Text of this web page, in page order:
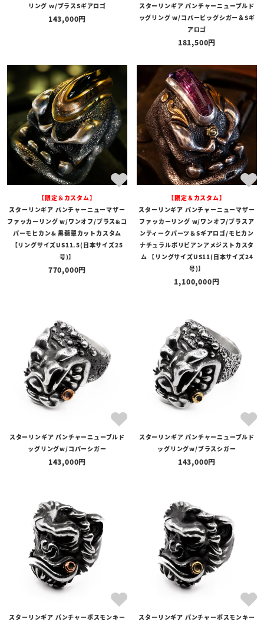
リング w/ブラスSギアロゴ
143,000
スターリンギア パンチャーニューブルド
ッグリング w/コパービッグシガー＆Sギ
アロゴ
181,500
【限定＆カスタム】
スターリンギア パンチャーニューマザー
ファッカーリング w/ワンオフ/ブラス&コ
パーモヒカン& 黒翡翠カットカスタム
【リングサイズUS11.5(日本サイズ25
号)】
770,000
【限定＆カスタム】
スターリンギア パンチャーニューマザー
ファッカーリング w/ワンオフ/ブラスア
ンティークパーツ＆Sギアロゴ/モヒカン
ナチュラルボリビアンアメジストカスタ
ム 【リングサイズUS11(日本サイズ24
号)】
1,100,000
スターリンギア パンチャーニューブルド
ッグリングw/コパーシガー
143,000
スターリンギア パンチャーニューブルド
ッグリングw/ブラスシガー
143,000
スターリンギア パンチャーボスモンキー
スターリンギア パンチャーボスモンキー